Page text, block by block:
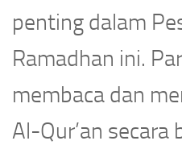
penting dalam
Ramadhan ini.
membaca dan
Al-Qur’an secara